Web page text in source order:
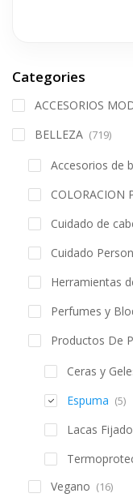
Categories
ACCESORIOS
BELLEZA (719)
Accesorios de
COLORACION
Cuidado de
Cuidado
Herramientas
Perfumes y
Productos De
Ceras y
Espuma (5)
Lacas
Vegano (16)